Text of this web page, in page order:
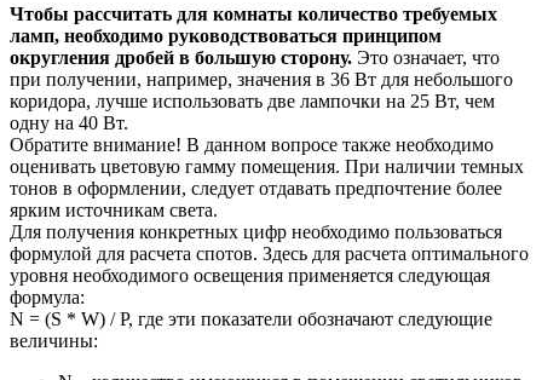
Чтобы рассчитать для комнаты количество требуемых
ламп, необходимо руководствоваться принципом
округления дробей в большую сторону. Это означает, что
при получении, например, значения в 36 Вт для небольшого
коридора, лучше использовать две лампочки на 25 Вт, чем
одну на 40 Вт.
Обратите внимание! В данном вопросе также необходимо
оценивать цветовую гамму помещения. При наличии темных
тонов в оформлении, следует отдавать предпочтение более
ярким источникам света.
Для получения конкретных цифр необходимо пользоваться
формулой для расчета спотов. Здесь для расчета оптимального
уровня необходимого освещения применяется следующая
формула:
N = (S * W) / P, где эти показатели обозначают следующие
величины: